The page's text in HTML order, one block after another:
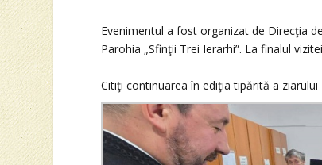
Evenimentul a fost organizat de Direcţia
Parohia „Sfinţii Trei Ierarhi”. La finalul
Citiţi continuarea în ediţia tipărită a ziarului